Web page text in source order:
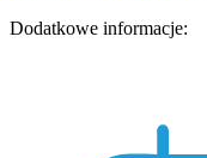
Dodatkowe informacje: